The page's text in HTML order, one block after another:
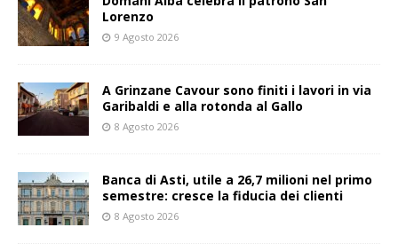
Lorenzo
9 Agosto 2026
A Grinzane Cavour sono finiti i lavori in via
Garibaldi e alla rotonda al Gallo
8 Agosto 2026
Banca di Asti, utile a 26,7 milioni nel primo
semestre: cresce la fiducia dei clienti
8 Agosto 2026